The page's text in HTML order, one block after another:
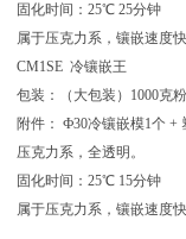
固化时间：25℃ 25分钟
属于压克力系，镶嵌速度
CM1SE 冷镶嵌王
包装：（大包装）1000克
附件： Ф30冷镶嵌模1个 +
压克力系，全透明。
固化时间：25℃ 15分钟
属于压克力系，镶嵌速度